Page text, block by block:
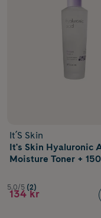
It´S Skin
It's Skin Hyaluronic
Moisture Toner +
5.0/5 (2)
134 kr